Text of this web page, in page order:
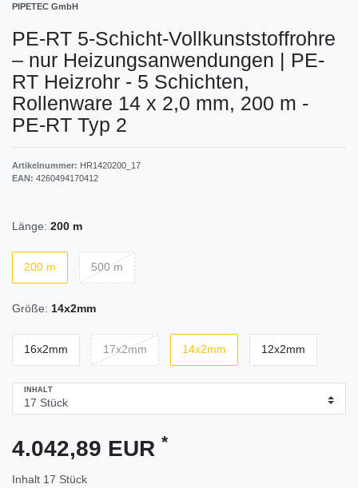
PIPETEC GmbH
PE-RT 5-Schicht-Vollkunststoffrohre
– nur Heizungsanwendungen | PE-
RT Heizrohr - 5 Schichten,
Rollenware 14 x 2,0 mm, 200 m -
PE-RT Typ 2
Artikelnummer: HR1420200_17
EAN: 4260494170412
Länge: 200 m
200 m 500 m
Größe: 14x2mm
16x2mm 17x2mm 14x2mm 12x2mm
INHALT
4.042,89 EUR *
Inhalt 17 Stück